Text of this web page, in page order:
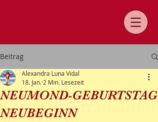
Beitrag
NEUMOND-GEBURTSTAG
NEUBEGINN
Alexandra Luna Vidal
18. Jan. 2 Min. Lesezeit